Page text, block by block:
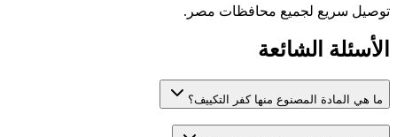
توصيل سريع لجميع محافظات مصر.
الأسئلة الشائعة
ما هي المادة المصنوع منها كفر التكييف؟